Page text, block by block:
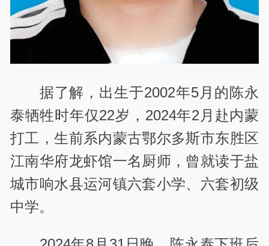
据了解，出生于2002年5月的陈永
泰牺牲时年仅22岁，2024年2月赴内蒙
打工，生前系内蒙古鄂尔多斯市东胜区
江南华府龙虾馆一名厨师，曾就读于盐
城市响水县运河镇六套小学、六套初级
中学。